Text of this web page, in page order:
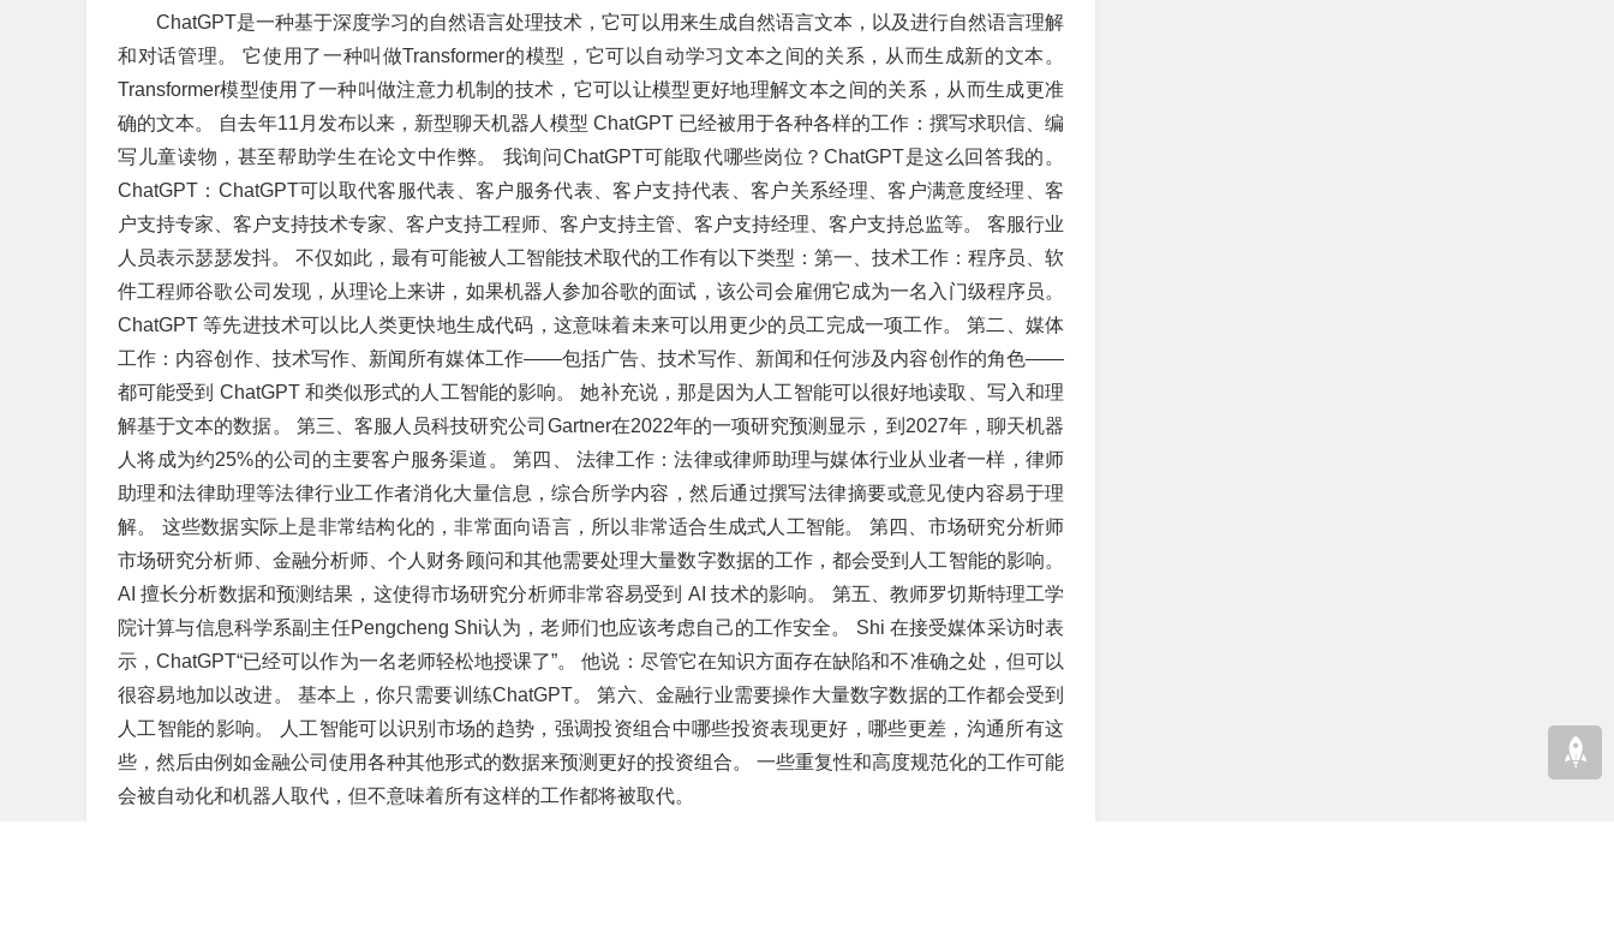
ChatGPT是一种基于深度学习的自然语言处理技术，它可以用来生成自然语言文本，以及进行自然语言理解
和对话管理。 它使用了一种叫做Transformer的模型，它可以自动学习文本之间的关系，从而生成新的文本。
Transformer模型使用了一种叫做注意力机制的技术，它可以让模型更好地理解文本之间的关系，从而生成更准
确的文本。 自去年11月发布以来，新型聊天机器人模型 ChatGPT 已经被用于各种各样的工作：撰写求职信、编
写儿童读物，甚至帮助学生在论文中作弊。 我询问ChatGPT可能取代哪些岗位？ChatGPT是这么回答我的。
ChatGPT：ChatGPT可以取代客服代表、客户服务代表、客户支持代表、客户关系经理、客户满意度经理、客
户支持专家、客户支持技术专家、客户支持工程师、客户支持主管、客户支持经理、客户支持总监等。 客服行业
人员表示瑟瑟发抖。 不仅如此，最有可能被人工智能技术取代的工作有以下类型：第一、技术工作：程序员、软
件工程师谷歌公司发现，从理论上来讲，如果机器人参加谷歌的面试，该公司会雇佣它成为一名入门级程序员。
ChatGPT 等先进技术可以比人类更快地生成代码，这意味着未来可以用更少的员工完成一项工作。 第二、媒体
工作：内容创作、技术写作、新闻所有媒体工作——包括广告、技术写作、新闻和任何涉及内容创作的角色——
都可能受到 ChatGPT 和类似形式的人工智能的影响。 她补充说，那是因为人工智能可以很好地读取、写入和理
解基于文本的数据。 第三、客服人员科技研究公司Gartner在2022年的一项研究预测显示，到2027年，聊天机器
人将成为约25%的公司的主要客户服务渠道。 第四、 法律工作：法律或律师助理与媒体行业从业者一样，律师
助理和法律助理等法律行业工作者消化大量信息，综合所学内容，然后通过撰写法律摘要或意见使内容易于理
解。 这些数据实际上是非常结构化的，非常面向语言，所以非常适合生成式人工智能。 第四、市场研究分析师
市场研究分析师、金融分析师、个人财务顾问和其他需要处理大量数字数据的工作，都会受到人工智能的影响。
AI 擅长分析数据和预测结果，这使得市场研究分析师非常容易受到 AI 技术的影响。 第五、教师罗切斯特理工学
院计算与信息科学系副主任Pengcheng Shi认为，老师们也应该考虑自己的工作安全。 Shi 在接受媒体采访时表
示，ChatGPT“已经可以作为一名老师轻松地授课了”。 他说：尽管它在知识方面存在缺陷和不准确之处，但可以
很容易地加以改进。 基本上，你只需要训练ChatGPT。 第六、金融行业需要操作大量数字数据的工作都会受到
人工智能的影响。 人工智能可以识别市场的趋势，强调投资组合中哪些投资表现更好，哪些更差，沟通所有这
些，然后由例如金融公司使用各种其他形式的数据来预测更好的投资组合。 一些重复性和高度规范化的工作可能
会被自动化和机器人取代，但不意味着所有这样的工作都将被取代。